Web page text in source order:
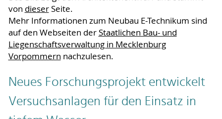
von dieserSeite.
Mehr Informationen zum Neubau E-Technikum sind
auf den Webseiten der Staatlichen Bau- und
Liegenschaftsverwaltung in Mecklenburg
Vorpommern nachzulesen.
Neues Forschungsprojekt entwickelt
Versuchsanlagen für den Einsatz in